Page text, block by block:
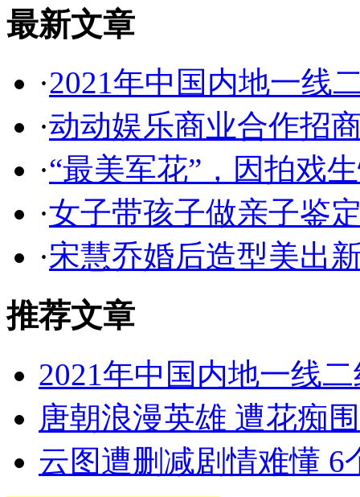
最新文章
·2021年中国内地一线
·动动娱乐商业合作招
·“最美军花”，因拍戏
·女子带孩子做亲子鉴
·宋慧乔婚后造型美出
推荐文章
2021年中国内地一线
唐朝浪漫英雄 遭花痴
云图遭删减剧情难懂 6